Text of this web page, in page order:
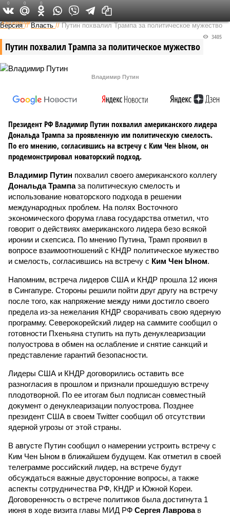
Федеральный выпуск
Версия //Власть //Путин похвалил Трампа за политическое мужество
Путин похвалил Трампа за политическое мужество
3405
Владимир Путин
Президент РФ Владимир Путин похвалил американского лидера
Дональда Трампа за проявленную им политическую смелость.
По его мнению, согласившись на встречу с Ким Чен Ыном, он
продемонстрировал новаторский подход.
Владимир Путин похвалил своего американского коллегу
Дональда Трампаза политическую смелость и
использование новаторского подхода в решении
международных проблем. На полях Восточного
экономического форума глава государства отметил, что
говорит о действиях американского лидера безо всякой
иронии и скепсиса. По мнению Путина, Трамп проявил в
вопросе взаимоотношений с КНДР политическое мужество
и смелость, согласившись на встречу с Ким Чен Ыном.
Напомним, встреча лидеров США и КНДР прошла 12 июня
в Сингапуре. Стороны решили пойти друг другу на встречу
после того, как напряжение между ними достигло своего
предела из-за нежелания КНДР сворачивать свою ядерную
программу. Северокорейский лидер на саммите сообщил о
готовности Пхеньяна ступить на путь денуклеаризации
полуострова в обмен на ослабление и снятие санкций и
представление гарантий безопасности.
Лидеры США и КНДР договорились оставить все
разногласия в прошлом и признали прошедшую встречу
плодотворной. По ее итогам был подписан совместный
документ о денуклеаризации полуострова. Позднее
президент США в своем Twitter сообщил об отсутствии
ядерной угрозы от этой страны.
В августе Путин сообщил о намерении устроить встречу с
Ким Чен Ыном в ближайшем будущем. Как отметил в своей
телеграмме российский лидер, на встрече будут
обсуждаться важные двусторонние вопросы, а также
аспекты сотрудничества РФ, КНДР и Южной Кореи.
Договоренность о встрече политиков была достигнута 1
июня в ходе визита главы МИД РФ Сергея Лавровав
0 0 0